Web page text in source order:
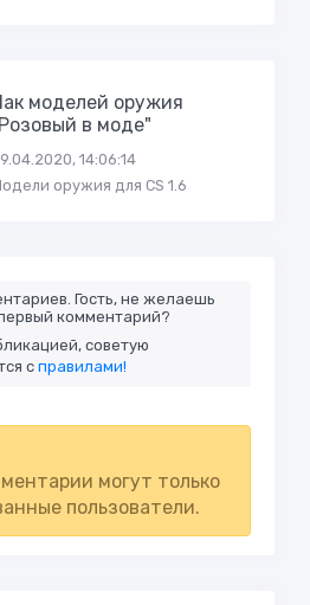
моделей оружия
в моде"
14:06:14
оружия для CS 1.6
Гость, не желаешь
комментарий?
советую
справилами!
могут только
пользователи.